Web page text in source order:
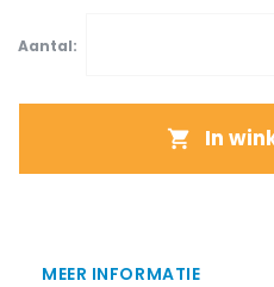
Aantal:
In
MEER INFORMATIE